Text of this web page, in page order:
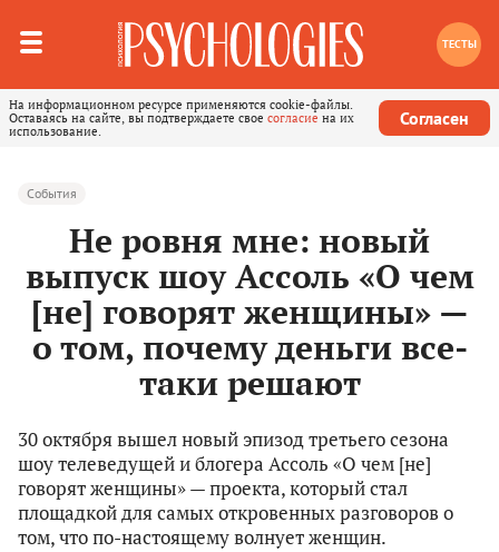
ТЕСТЫ
На информационном ресурсе применяются cookie-файлы.
Оставаясь на сайте, вы подтверждаете свое согласие на их
использование.
Согласен
События
Не ровня мне: новый
выпуск шоу Ассоль «О чем
[не] говорят женщины» —
о том, почему деньги все-
таки решают
30 октября вышел новый эпизод третьего сезона
шоу телеведущей и блогера Ассоль «О чем [не]
говорят женщины» — проекта, который стал
площадкой для самых откровенных разговоров о
том, что по-настоящему волнует женщин.